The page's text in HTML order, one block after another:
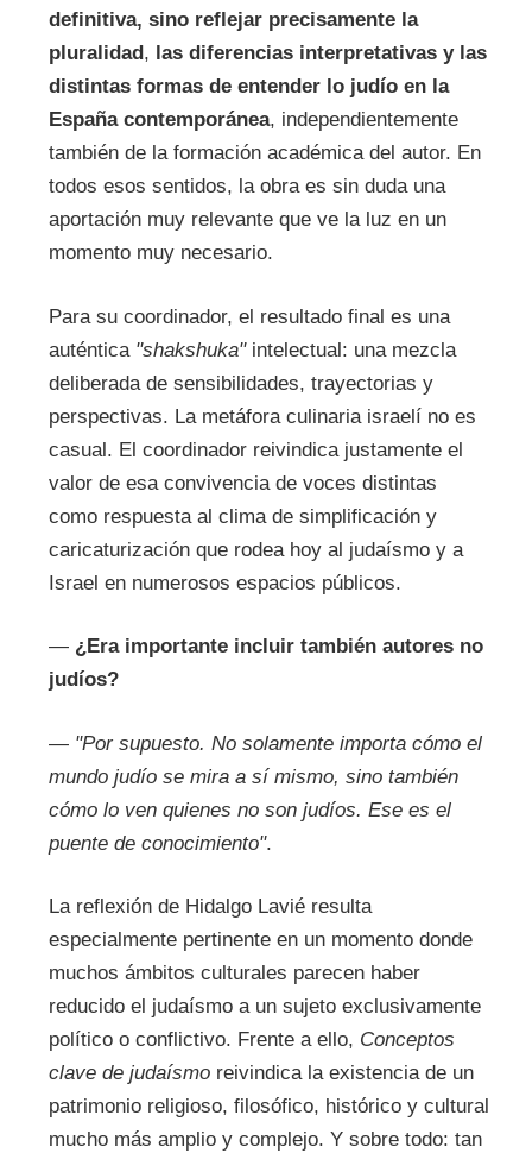
definitiva, sino reflejar precisamente la
pluralidad, las diferencias interpretativas y las
distintas formas de entender lo judío en la
España contemporánea, independientemente
también de la formación académica del autor. En
todos esos sentidos, la obra es sin duda una
aportación muy relevante que ve la luz en un
momento muy necesario.
Para su coordinador, el resultado final es una
auténtica "shakshuka"intelectual: una mezcla
deliberada de sensibilidades, trayectorias y
perspectivas. La metáfora culinaria israelí no es
casual. El coordinador reivindica justamente el
valor de esa convivencia de voces distintas
como respuesta al clima de simplificación y
caricaturización que rodea hoy al judaísmo y a
Israel en numerosos espacios públicos.
— ¿Era importante incluir también autores no
judíos?
— "Por supuesto. No solamente importa cómo el
mundo judío se mira a sí mismo, sino también
cómo lo ven quienes no son judíos. Ese es el
puente de conocimiento".
La reflexión de Hidalgo Lavié resulta
especialmente pertinente en un momento donde
muchos ámbitos culturales parecen haber
reducido el judaísmo a un sujeto exclusivamente
político o conflictivo. Frente a ello, Conceptos
clave de judaísmoreivindica la existencia de un
patrimonio religioso, filosófico, histórico y cultural
mucho más amplio y complejo. Y sobre todo: tan